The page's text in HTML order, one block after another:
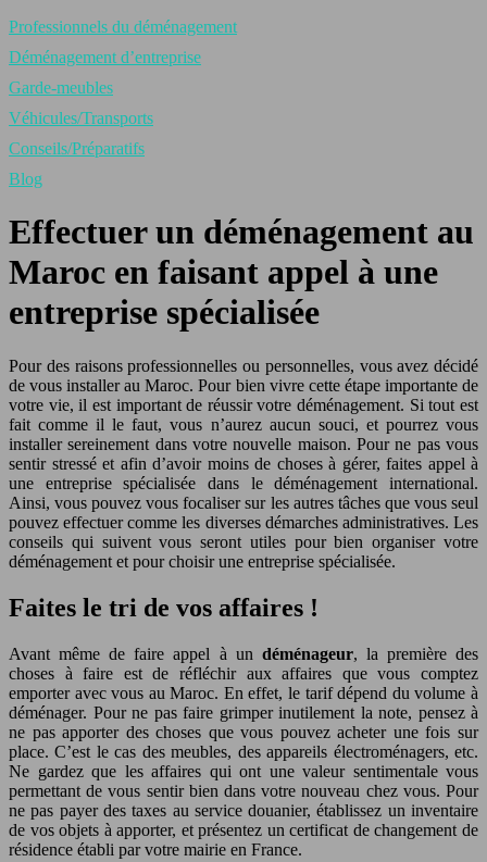
Professionnels du déménagement
Déménagement d’entreprise
Garde-meubles
Véhicules/Transports
Conseils/Préparatifs
Blog
Effectuer un déménagement au
Maroc en faisant appel à une
entreprise spécialisée
Pour des raisons professionnelles ou personnelles, vous avez décidé
de vous installer au Maroc. Pour bien vivre cette étape importante de
votre vie, il est important de réussir votre déménagement. Si tout est
fait comme il le faut, vous n’aurez aucun souci, et pourrez vous
installer sereinement dans votre nouvelle maison. Pour ne pas vous
sentir stressé et afin d’avoir moins de choses à gérer, faites appel à
une entreprise spécialisée dans le déménagement international.
Ainsi, vous pouvez vous focaliser sur les autres tâches que vous seul
pouvez effectuer comme les diverses démarches administratives. Les
conseils qui suivent vous seront utiles pour bien organiser votre
déménagement et pour choisir une entreprise spécialisée.
Faites le tri de vos affaires !
Avant même de faire appel à un déménageur, la première des
choses à faire est de réfléchir aux affaires que vous comptez
emporter avec vous au Maroc. En effet, le tarif dépend du volume à
déménager. Pour ne pas faire grimper inutilement la note, pensez à
ne pas apporter des choses que vous pouvez acheter une fois sur
place. C’est le cas des meubles, des appareils électroménagers, etc.
Ne gardez que les affaires qui ont une valeur sentimentale vous
permettant de vous sentir bien dans votre nouveau chez vous. Pour
ne pas payer des taxes au service douanier, établissez un inventaire
de vos objets à apporter, et présentez un certificat de changement de
résidence établi par votre mairie en France.